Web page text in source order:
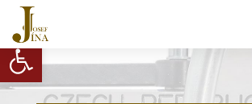
Open toolbar